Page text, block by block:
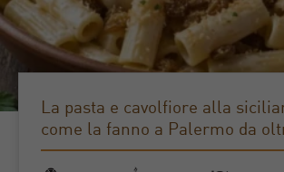
La pasta e cavolfiore alla
come la fanno a Palermo da